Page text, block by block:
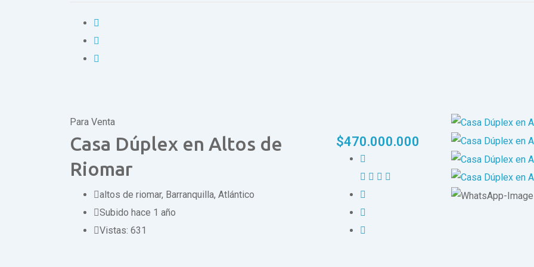
Para Venta
Casa Dúplex en Altos de
Riomar
altos de riomar, Barranquilla, Atlántico
Subido hace 1 año
Vistas: 631
$470.000.000